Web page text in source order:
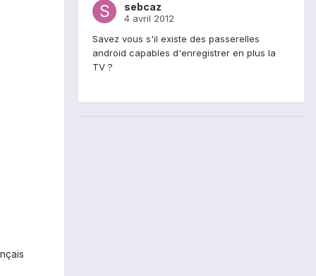
sebcaz
4 avril 2012
Savez vous s'il existe des passerelles
android capables d'enregistrer en plus la
TV ?